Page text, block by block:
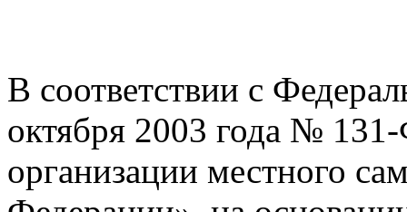
В соответствии с
октября 2003 года №
организации местного